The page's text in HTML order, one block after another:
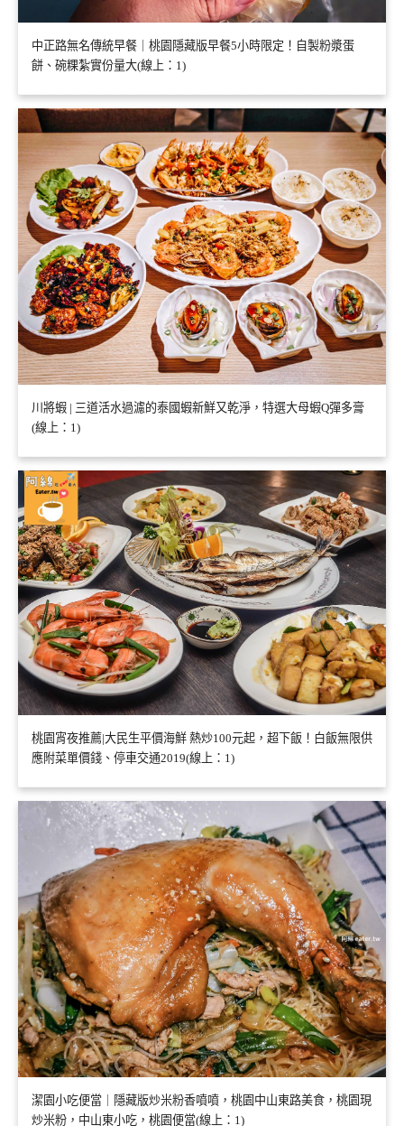
中正路無名傳統早餐｜桃園隱藏版早餐5小時限定！自製粉漿蛋
餅、碗粿紮實份量大(線上：1)
川將蝦 | 三道活水過濾的泰國蝦新鮮又乾淨，特選大母蝦Q彈多膏
(線上：1)
桃園宵夜推薦|大民生平價海鮮 熱炒100元起，超下飯！白飯無限供
應附菜單價錢、停車交通2019(線上：1)
潔園小吃便當｜隱藏版炒米粉香噴噴，桃園中山東路美食，桃園現
炒米粉，中山東小吃，桃園便當(線上：1)